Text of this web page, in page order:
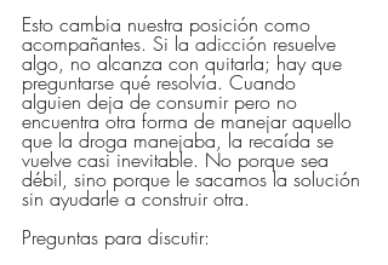
Esto cambia nuestra posición como
acompañantes. Si la adicción resuelve
algo, no alcanza con quitarla; hay que
preguntarse qué resolvía. Cuando
alguien deja de consumir pero no
encuentra otra forma de manejar aquello
que la droga manejaba, la recaída se
vuelve casi inevitable. No porque sea
débil, sino porque le sacamos la solución
sin ayudarle a construir otra.
Preguntas para discutir: